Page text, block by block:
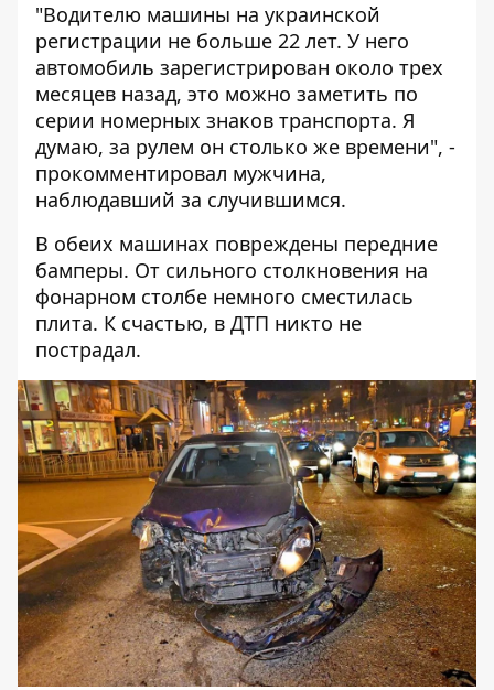
"Водителю машины на украинской
регистрации не больше 22 лет. У него
автомобиль зарегистрирован около трех
месяцев назад, это можно заметить по
серии номерных знаков транспорта. Я
думаю, за рулем он столько же времени", -
прокомментировал мужчина,
наблюдавший за случившимся.
В обеих машинах повреждены передние
бамперы. От сильного столкновения на
фонарном столбе немного сместилась
плита. К счастью, в ДТП никто не
пострадал.